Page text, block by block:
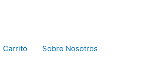
Carrito Sobre Nosotros